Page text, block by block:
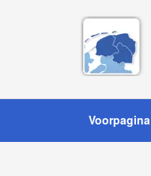
Voorpagina